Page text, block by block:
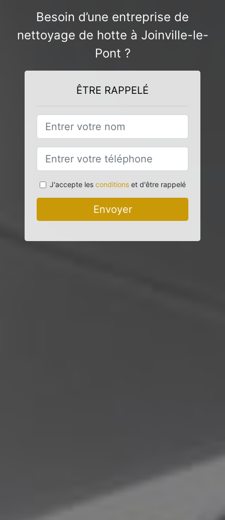
Besoin d’une entreprise de
nettoyage de hotte à Joinville-le-
Pont ?
ÊTRE RAPPELÉ
J'accepte les conditionset d'être rappelé
Envoyer